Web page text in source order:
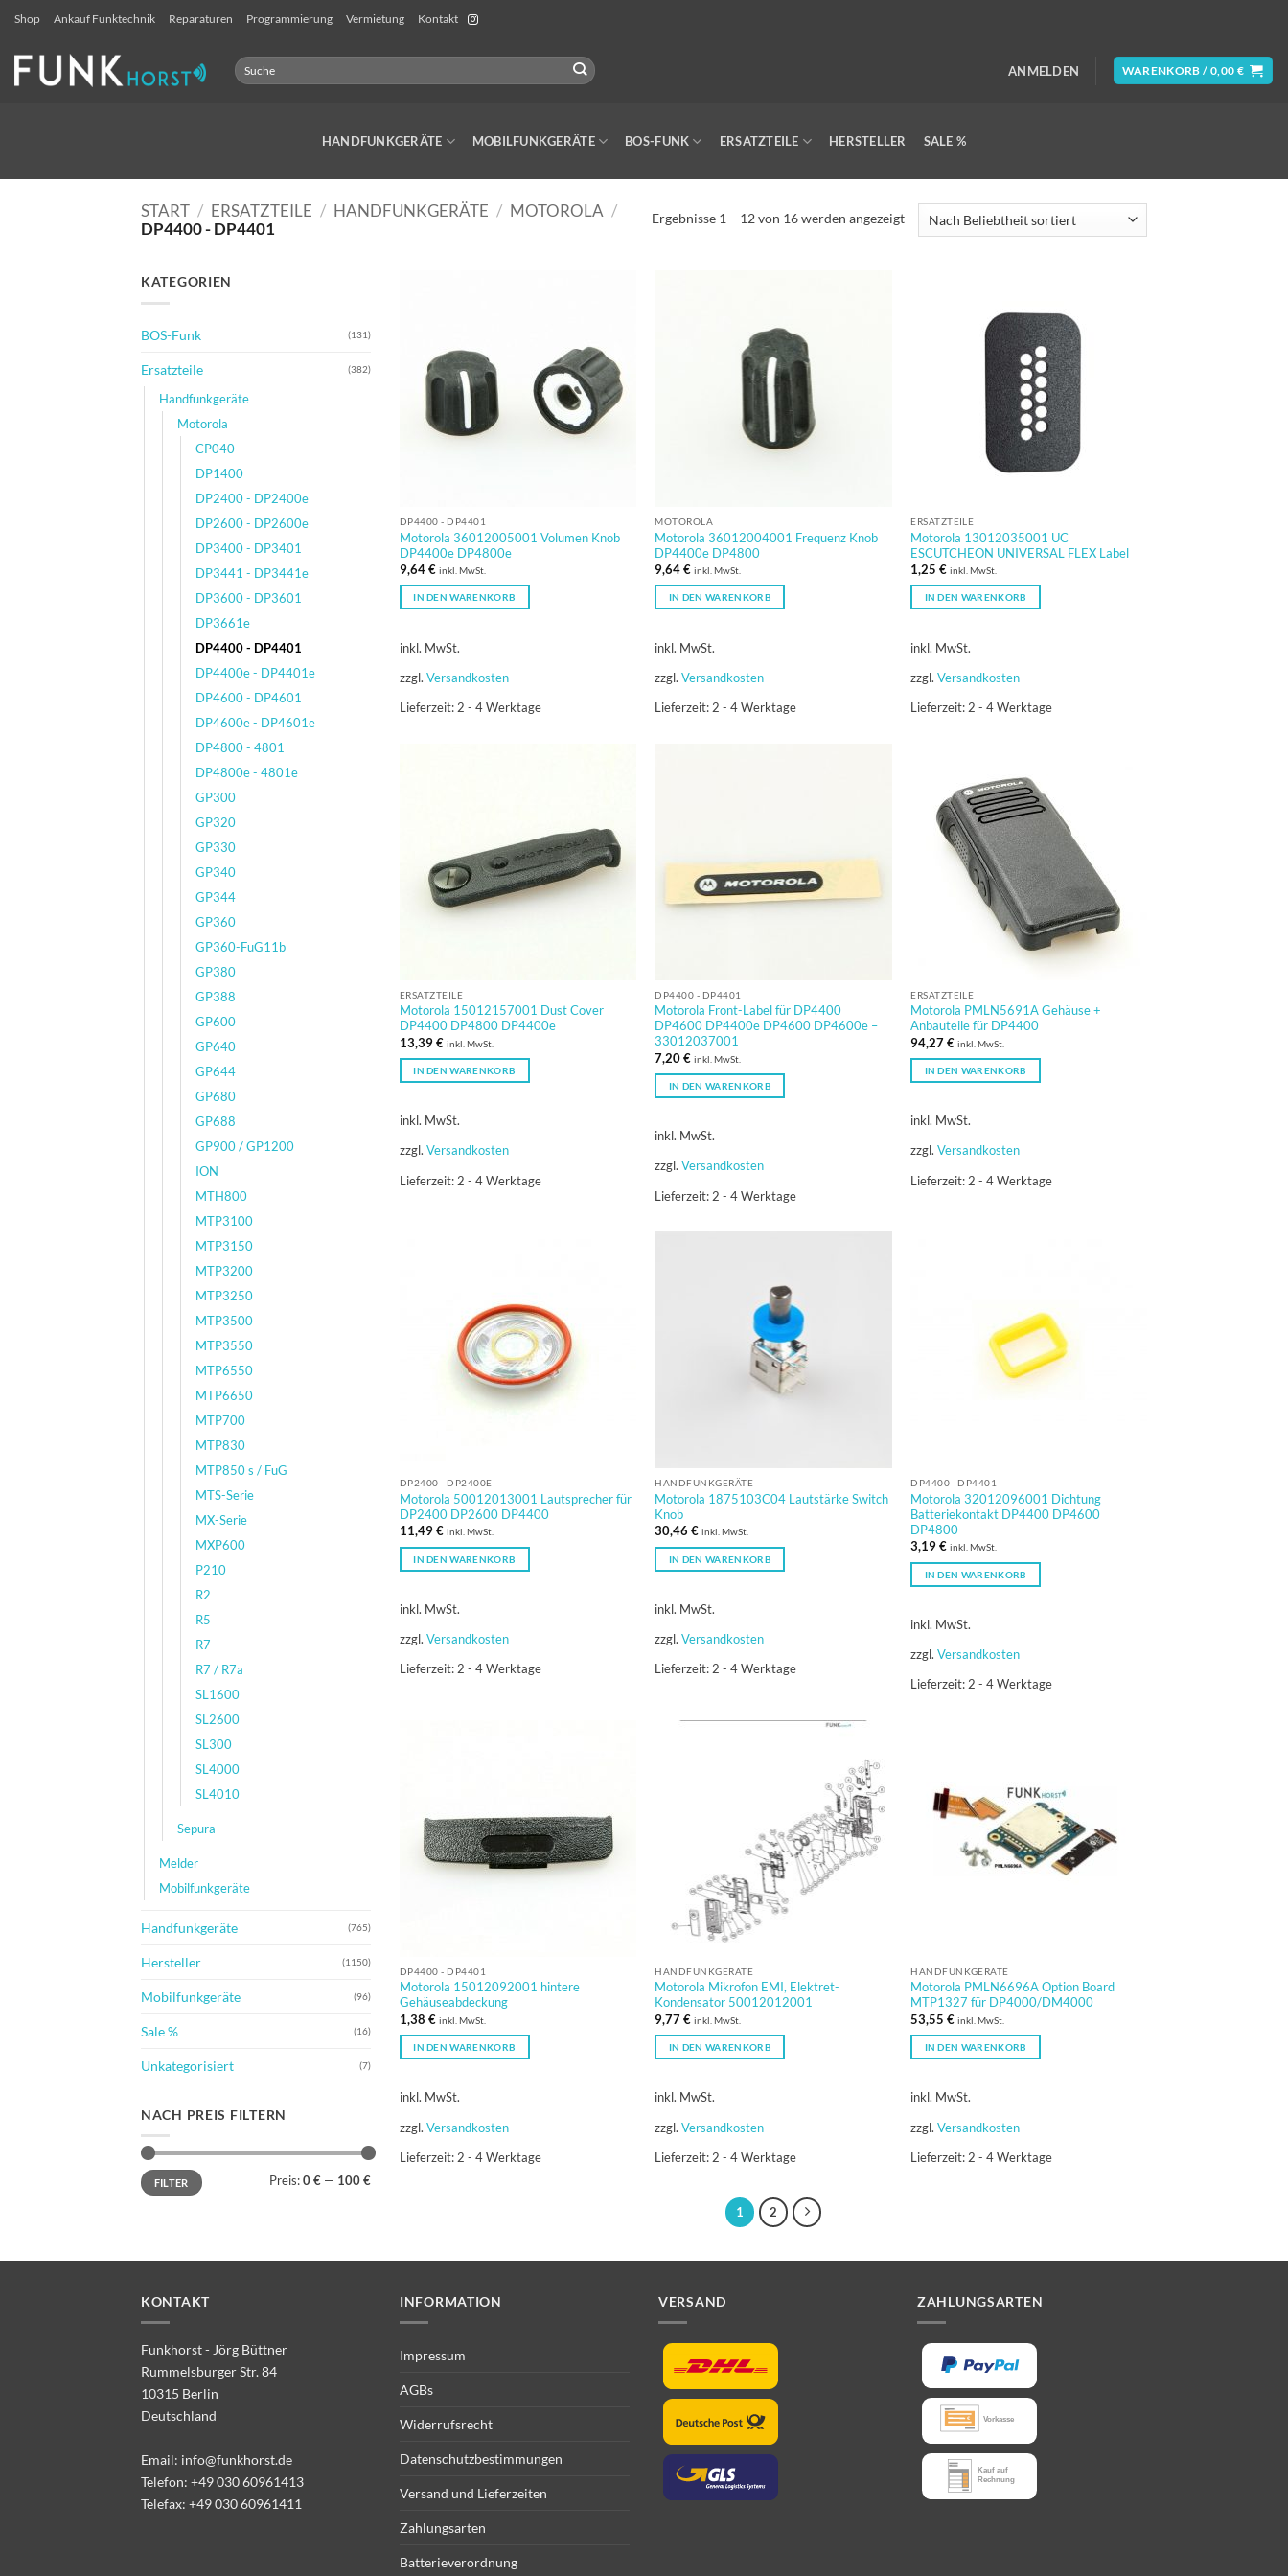
springen
Shop Ankauf Funktechnik Reparaturen Programmierung Vermietung Kontakt
Suchen
nach:
ANMELDEN WARENKORB / 0,00 €
HANDFUNKGERÄTE MOBILFUNKGERÄTE BOS-FUNK ERSATZTEILE HERSTELLER SALE %
START / ERSATZTEILE / HANDFUNKGERÄTE / MOTOROLA /
DP4400 - DP4401
Ergebnisse 1 – 12 von 16 werden angezeigtNach
Beliebtheit
KATEGORIEN
BOS-Funk (131)
Ersatzteile (382)
Handfunkgeräte
Motorola
CP040
DP1400
DP2400 - DP2400e
DP2600 - DP2600e
DP3400 - DP3401
DP3441 - DP3441e
DP3600 - DP3601
DP3661e
DP4400 - DP4401
DP4400e - DP4401e
DP4600 - DP4601
DP4600e - DP4601e
DP4800 - 4801
DP4800e - 4801e
GP300
GP320
GP330
GP340
GP344
GP360
GP360-FuG11b
GP380
GP388
GP600
GP640
GP644
GP680
GP688
GP900 / GP1200
ION
MTH800
MTP3100
MTP3150
MTP3200
MTP3250
MTP3500
MTP3550
MTP6550
MTP6650
MTP700
MTP830
MTP850 s / FuG
MTS-Serie
MX-Serie
MXP600
P210
R2
R5
R7
R7 / R7a
SL1600
SL2600
SL300
SL4000
SL4010
Sepura
Melder
Mobilfunkgeräte
Handfunkgeräte (765)
Hersteller (1150)
Mobilfunkgeräte (96)
Sale % (16)
Unkategorisiert (7)
NACH PREIS FILTERN
Min.
Preis
Max.
PreisFILTER Preis: 0 € — 100 €
DP4400 - DP4401
Motorola 36012005001 Volumen Knob
DP4400e DP4800e
9,64€ inkl. MwSt.
IN DEN WARENKORB
inkl. MwSt.
zzgl. Versandkosten
Lieferzeit: 2 - 4 Werktage
MOTOROLA
Motorola 36012004001 Frequenz Knob
DP4400e DP4800
9,64€ inkl. MwSt.
IN DEN WARENKORB
inkl. MwSt.
zzgl.Versandkosten
Lieferzeit: 2 - 4 Werktage
ERSATZTEILE
Motorola 13012035001 UC
ESCUTCHEON UNIVERSAL FLEX Label
1,25€ inkl. MwSt.
IN DEN WARENKORB
inkl. MwSt.
zzgl.Versandkosten
Lieferzeit: 2 - 4 Werktage
ERSATZTEILE
Motorola 15012157001 Dust Cover
DP4400 DP4800 DP4400e
13,39€ inkl. MwSt.
IN DEN WARENKORB
inkl. MwSt.
zzgl. Versandkosten
Lieferzeit: 2 - 4 Werktage
DP4400 - DP4401
Motorola Front-Label für DP4400
DP4600 DP4400e DP4600 DP4600e –
33012037001
7,20€ inkl. MwSt.
IN DEN WARENKORB
inkl. MwSt.
zzgl.Versandkosten
Lieferzeit: 2 - 4 Werktage
ERSATZTEILE
Motorola PMLN5691A Gehäuse +
Anbauteile für DP4400
94,27€ inkl. MwSt.
IN DEN WARENKORB
inkl. MwSt.
zzgl.Versandkosten
Lieferzeit: 2 - 4 Werktage
DP2400 - DP2400E
Motorola 50012013001 Lautsprecher für
DP2400 DP2600 DP4400
11,49€ inkl. MwSt.
IN DEN WARENKORB
inkl. MwSt.
zzgl. Versandkosten
Lieferzeit:2 - 4 Werktage
HANDFUNKGERÄTE
Motorola 1875103C04 Lautstärke Switch
Knob
30,46€ inkl. MwSt.
IN DEN WARENKORB
inkl. MwSt.
zzgl.Versandkosten
Lieferzeit:2 - 4 Werktage
DP4400 - DP4401
Motorola 32012096001 Dichtung
Batteriekontakt DP4400 DP4600
DP4800
3,19€ inkl. MwSt.
IN DEN WARENKORB
inkl. MwSt.
zzgl.Versandkosten
Lieferzeit:2 - 4 Werktage
DP4400 - DP4401
Motorola 15012092001 hintere
Gehäuseabdeckung
1,38 € inkl. MwSt.
IN DEN WARENKORB
inkl. MwSt.
zzgl. Versandkosten
Lieferzeit: 2 - 4 Werktage
HANDFUNKGERÄTE
Motorola Mikrofon EMI, Elektret-
Kondensator 50012012001
9,77€ inkl. MwSt.
IN DEN WARENKORB
inkl. MwSt.
zzgl.Versandkosten
Lieferzeit: 2 - 4 Werktage
HANDFUNKGERÄTE
Motorola PMLN6696A Option Board
MTP1327 für DP4000/DM4000
53,55€ inkl. MwSt.
IN DEN WARENKORB
inkl. MwSt.
zzgl.Versandkosten
Lieferzeit: 2 - 4 Werktage
1 2
KONTAKT
Funkhorst - Jörg Büttner
Rummelsburger Str. 84
10315 Berlin
Deutschland
Email: info@funkhorst.de
Telefon: +49 030 60961413
Telefax: +49 030 60961411
INFORMATION
Impressum
AGBs
Widerrufsrecht
Datenschutzbestimmungen
Versand und Lieferzeiten
Zahlungsarten
Batterieverordnung
VERSAND ZAHLUNGSARTEN